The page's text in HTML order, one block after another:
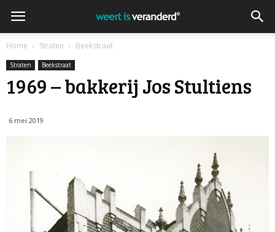
Home Straten Beekstraat
Straten Beekstraat
1969 – bakkerij Jos Stultiens
6 mei 2019